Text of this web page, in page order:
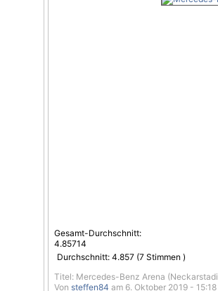
Gesamt-Durchschnitt:
4.85714
Durchschnitt: 4.857 (7 Stimmen )
Titel: Mercedes-Benz Arena
Von steffen84 am 6. Oktober 2019 - 15:18